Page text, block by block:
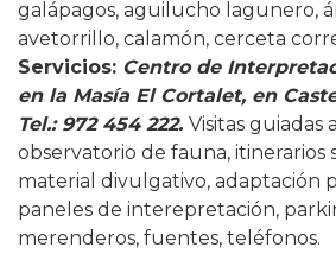
galápagos, aguilucho lagunero,
avetorrillo, calamón, cerceta
Servicios: Centro de
en la Masía El Cortalet, en
Tel.: 972 454 222. Visitas guiadas
observatorio de fauna, itinerarios
material divulgativo, adaptación
paneles de interepretación,
merenderos, fuentes, teléfonos.